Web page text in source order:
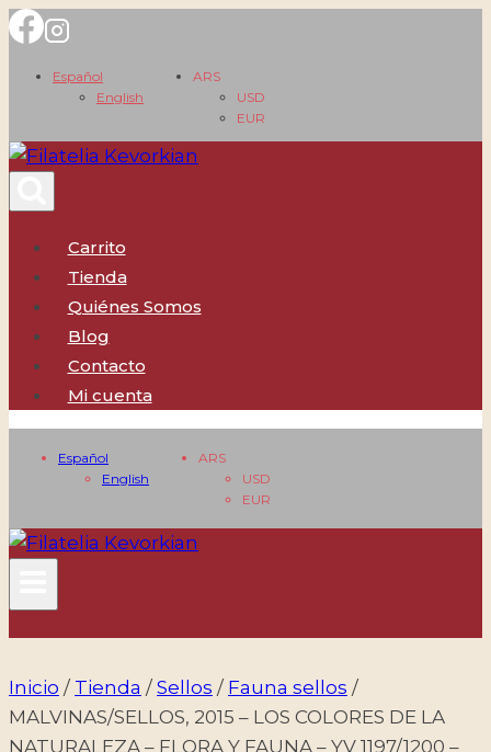
Saltar
contenido
Español
English
ARS
USD
EUR
Carrito
Tienda
Quiénes Somos
Blog
Contacto
Mi cuenta
Español
English
ARS
USD
EUR
Inicio / Tienda / Sellos / Fauna sellos /
MALVINAS/SELLOS, 2015 – LOS COLORES DE LA
NATURALEZA – FLORA Y FAUNA – YV 1197/1200 –